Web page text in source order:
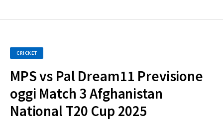
CRICKET
MPS vs Pal Dream11 Previsione
oggi Match 3 Afghanistan
National T20 Cup 2025